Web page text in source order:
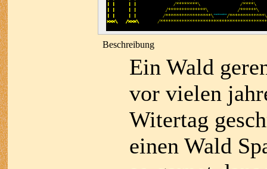
Beschreibung
Ein Wald
vor vielen
Witertag
einen Wald